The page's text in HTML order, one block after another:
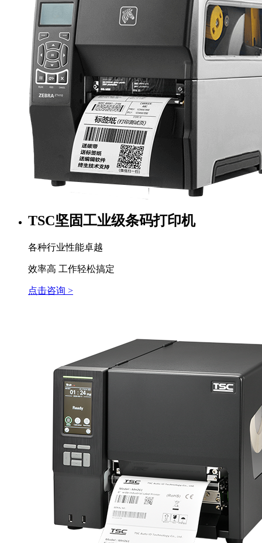
TSC坚固工业级条码打印机
各种行业性能卓越
效率高 工作轻松搞定
点击咨询 >